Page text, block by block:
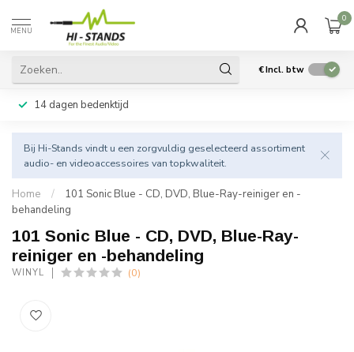
MENU
0
€Incl. btw
14 dagen bedenktijd
Bij Hi-Stands vindt u een zorgvuldig geselecteerd assortiment
audio- en videoaccessoires van topkwaliteit.
Home /
101 Sonic Blue - CD, DVD, Blue-Ray-reiniger en -
behandeling
101 Sonic Blue - CD, DVD, Blue-Ray-
reiniger en -behandeling
WINYL (0)